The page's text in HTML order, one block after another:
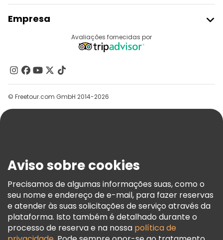
Registo Do Fornecedor
Programa De Afiliados
Empresa
Contacte-Nos
Grupos
Ajuda
Termos E Informações Legais
Política De Cookies
Freetour Prémios
Programa De Fidelidade
Avaliações fornecidas por
© Freetour.com GmbH 2014-2026
Aviso sobre cookies
Precisamos de algumas informações suas, como o
seu nome e endereço de e-mail, para fazer reservas
e atender às suas solicitações de serviço através da
plataforma. Isto também é detalhado durante o
processo de reserva e na nossa política de